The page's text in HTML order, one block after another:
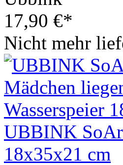
17,90 €*
Nicht mehr
UBBINK
18x35x21 cm